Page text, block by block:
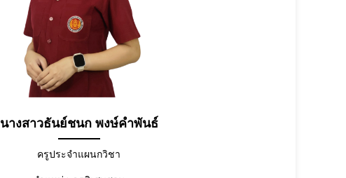
นางสาวธันย์ชนก พงษ์คำพันธ์
ครูประจำแผนกวิชา